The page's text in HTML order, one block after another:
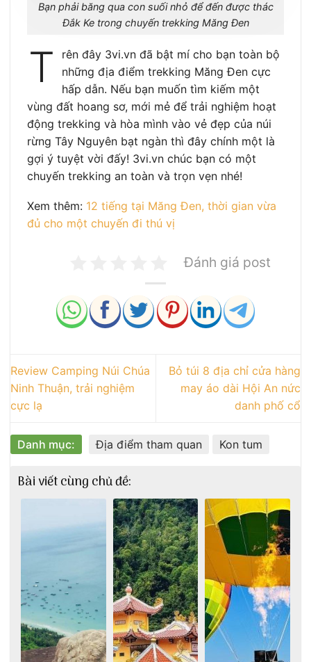
Bạn phải băng qua con suối nhỏ để đến được thác
Đắk Ke trong chuyến trekking Măng Đen
T
rên đây 3vi.vn đã bật mí cho bạn toàn bộ
những địa điểm trekking Măng Đen cực
hấp dẫn. Nếu bạn muốn tìm kiếm một
vùng đất hoang sơ, mới mẻ để trải nghiệm hoạt
động trekking và hòa mình vào vẻ đẹp của núi
rừng Tây Nguyên bạt ngàn thì đây chính một là
gợi ý tuyệt vời đấy! 3vi.vn chúc bạn có một
chuyến trekking an toàn và trọn vẹn nhé!
Xem thêm: 12 tiếng tại Măng Đen, thời gian vừa
đủ cho một chuyến đi thú vị
Đánh giá post
Review Camping Núi Chúa
Ninh Thuận, trải nghiệm
cực lạ
Bỏ túi 8 địa chỉ cửa hàng
may áo dài Hội An nức
danh phố cổ
Danh mục: Địa điểm tham quan Kon tum
Bài viết cùng chủ đề: